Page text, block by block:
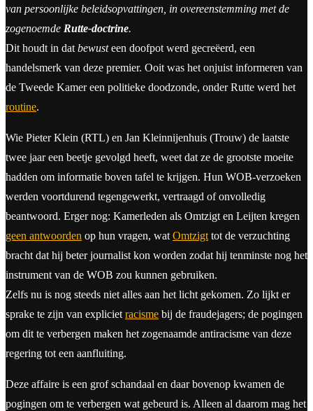
van persoonlijke beleidsopvattingen, in overeenstemming met de
zogenoemde Rutte-doctrine.
Dit houdt in dat bewusteen doofpot werd gecreëerd, een
handelsmerk van deze premier. Ooit was het onjuist informeren van
de Tweede Kamer een politieke doodzonde, onder Rutte werd het
routine.
Wie Pieter Klein (RTL) en Jan Kleinnijenhuis (Trouw) de laatste
twee jaar een beetje gevolgd heeft, weet dat ze de grootste moeite
hadden om informatie boven tafel te krijgen. Hun WOB-verzoeken
werden voortdurend tegengewerkt, vertraagd of onvolledig
beantwoord. Erger nog: Kamerleden als Omtzigt en Leijten kregen
geen antwoorden op hun vragen, wat Omtzigt tot de verzuchting
bracht dat hij beter journalist kon worden zodat hij tenminste nog het
instrument van de WOB zou kunnen gebruiken.
Zelfs nu is nog steeds niet alles aan het licht gekomen. Zo lijkt er
sprake te zijn van expliciet racisme bij de fraudejagers; de pogingen
om dit te verbergen maken het zogenaamde antiracisme van deze
regering tot een aanfluiting.
Deze affaire is een grof schandaal en daar bovenop kwamen de
pogingen om te verbergen wat gebeurd is. Alleen al daarom mag het